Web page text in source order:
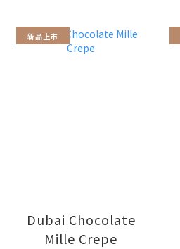
新品上市
Dubai Chocolate
Mille Crepe